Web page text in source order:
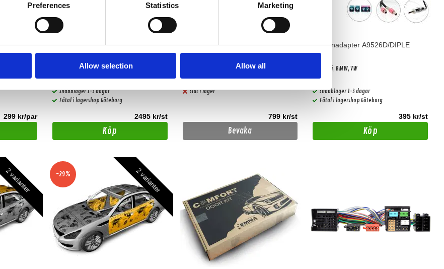
Preferences Statistics Marketing
Allow selection Allow all
299 kr/par
Installationskit Audi TT
Audi TT 2006-2014
Snabblager 1-3 dagar
Fåtal i lagershop Göteborg
2495 kr/st
Köp
MATCH PP-VAG 2.6 kablage med
en 6-kanals Original-huvudenhet
gjord för enkel anslutning av en MATCH PP
86DSP-förstärkare till en 6-kanals OEM-
huvudenhet
Slut i lager
799 kr/st
Bevaka
Antennadapter A9526D/DIPLE
För Audi, BMW, VW
Snabblager 1-3 dagar
Fåtal i lagershop Göteborg
395 kr/st
Köp
2 varianter 2 varianter
-29%